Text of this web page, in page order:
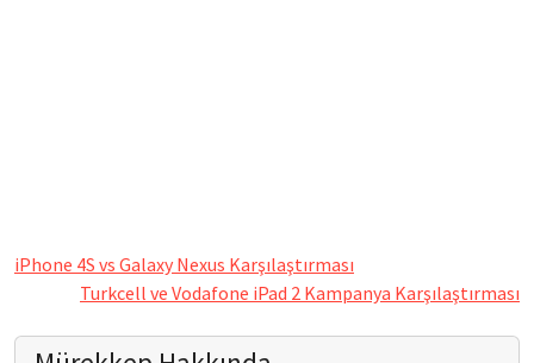
iPhone 4S vs Galaxy Nexus Karşılaştırması
Turkcell ve Vodafone iPad 2 Kampanya Karşılaştırması